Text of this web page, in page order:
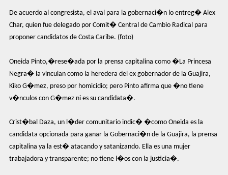
De acuerdo al congresista, el aval para la gobernaci�n lo entreg� Alex
Char, quien fue delegado por Comit� Central de Cambio Radical para
proponer candidatos de Costa Caribe. (foto)
Oneida Pinto,�rese�ada por la prensa capitalina como �La Princesa
Negra� la vinculan como la heredera del ex gobernador de la Guajira,
Kiko G�mez, preso por homicidio; pero Pinto afirma que �no tiene
v�nculos con G�mez ni es su candidata�.
Crist�bal Daza, un l�der comunitario indic� �como Oneida es la
candidata opcionada para ganar la Gobernaci�n de la Guajira, la prensa
capitalina ya la est� atacando y satanizando. Ella es una mujer
trabajadora y transparente; no tiene l�os con la justicia�.